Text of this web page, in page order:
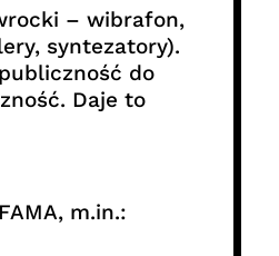
– wibrafon,
syntezatory).
do
Daje to
m.in.: